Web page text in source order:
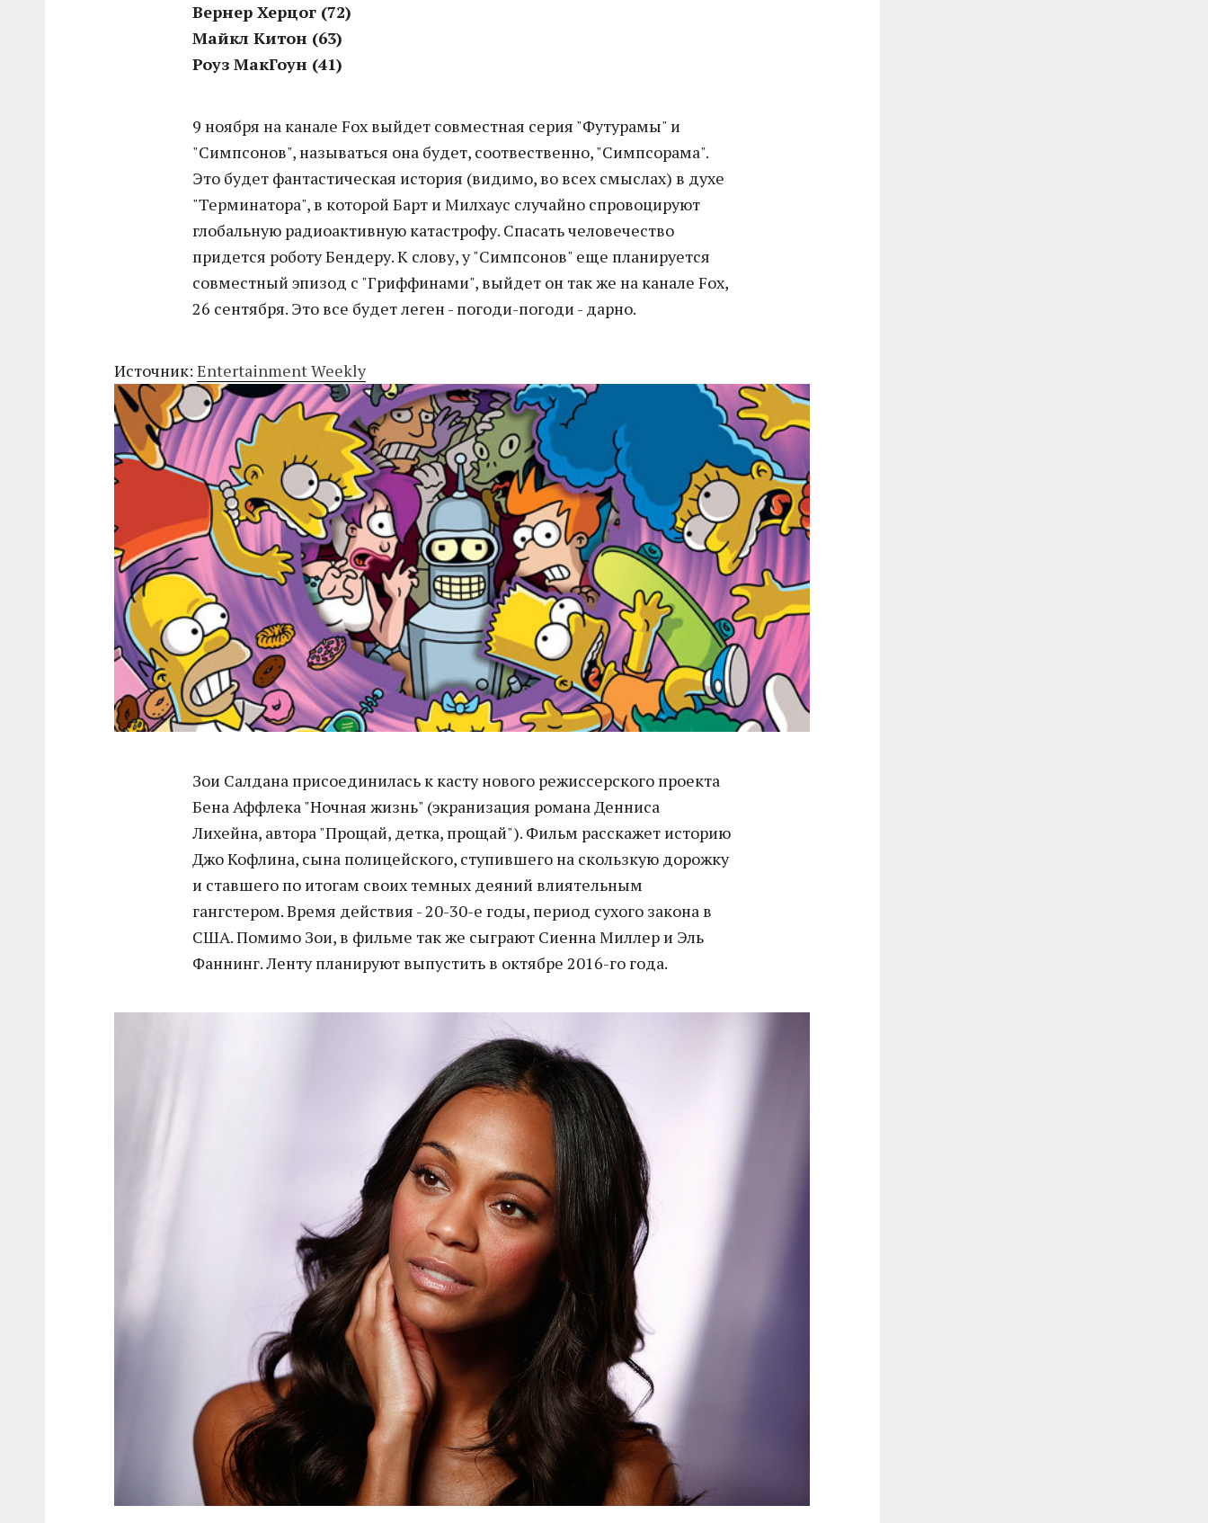
Вернер Херцог (72)
Майкл Китон (63)
Роуз МакГоун (41)
9 ноября на канале Fox выйдет совместная серия "Футурамы" и
"Симпсонов", называться она будет, соотвественно, "Симпсорама".
Это будет фантастическая история (видимо, во всех смыслах) в духе
"Терминатора", в которой Барт и Милхаус случайно спровоцируют
глобальную радиоактивную катастрофу. Спасать человечество
придется роботу Бендеру. К слову, у "Симпсонов" еще планируется
совместный эпизод с "Гриффинами", выйдет он так же на канале Fox,
26 сентября. Это все будет леген - погоди-погоди - дарно.
Источник:Entertainment Weekly
Зои Салдана присоединилась к касту нового режиссерского проекта
Бена Аффлека "Ночная жизнь" (экранизация романа Денниса
Лихейна, автора "Прощай, детка, прощай"). Фильм расскажет историю
Джо Кофлина, сына полицейского, ступившего на скользкую дорожку
и ставшего по итогам своих темных деяний влиятельным
гангстером. Время действия - 20-30-е годы, период сухого закона в
США. Помимо Зои, в фильме так же сыграют Сиенна Миллер и Эль
Фаннинг. Ленту планируют выпустить в октябре 2016-го года.